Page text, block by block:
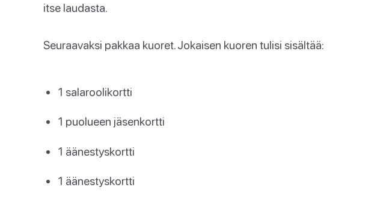
itse laudasta.
Seuraavaksi pakkaa kuoret. Jokaisen kuoren tulisi sisältää:
1 salaroolikortti
1 puolueen jäsenkortti
1 äänestyskortti
1 äänestyskortti